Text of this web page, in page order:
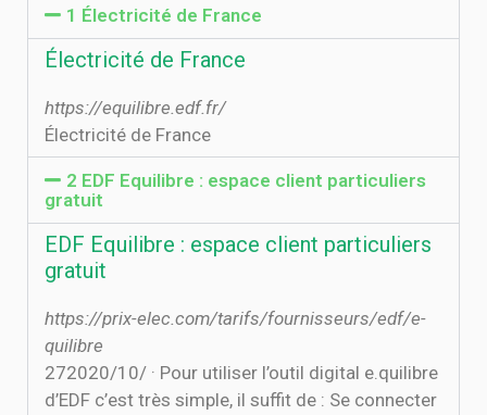
1 Électricité de France
Électricité de France
https://equilibre.edf.fr/
Électricité de France
2 EDF Equilibre : espace client particuliers
gratuit
EDF Equilibre : espace client particuliers
gratuit
https://prix-elec.com/tarifs/fournisseurs/edf/e-
quilibre
27‏‏/10‏‏/2020 · Pour utiliser l’outil digital e.quilibre
d’EDF c’est très simple, il suffit de : Se connecter